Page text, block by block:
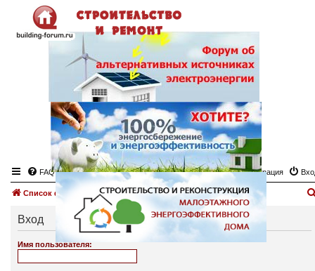
FAQ Регистрация
Список форумов
Вход
Имя пользователя: